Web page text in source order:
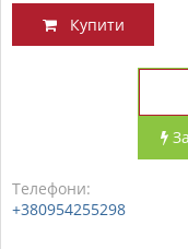
Купити
Телефони:
+380954255298